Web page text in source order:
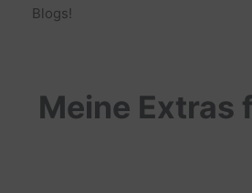
Blogs!
Meine Extras